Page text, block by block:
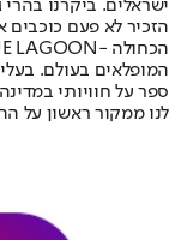
ישראלים. ביקרנו בהרי
הזכיר לא פעם כוכבים
הכחולה - LAGOON
המופלאים בעולם.
ספר על חוויותי
לנו ממקור ראשון על